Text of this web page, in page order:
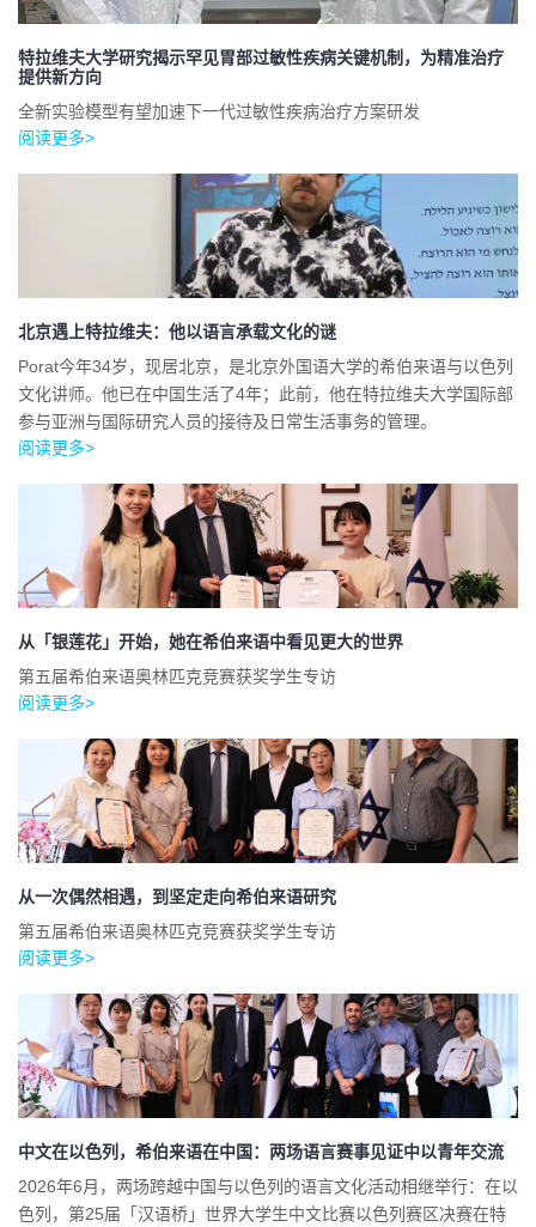
特拉维夫大学研究揭示罕见胃部过敏性疾病关键机制，为精准治疗
提供新方向
全新实验模型有望加速下一代过敏性疾病治疗方案研发
阅读更多>
北京遇上特拉维夫：他以语言承载文化的谜
Porat今年34岁，现居北京，是北京外国语大学的希伯来语与以色列
文化讲师。他已在中国生活了4年；此前，他在特拉维夫大学国际部
参与亚洲与国际研究人员的接待及日常生活事务的管理。
阅读更多>
从「银莲花」开始，她在希伯来语中看见更大的世界
第五届希伯来语奥林匹克竞赛获奖学生专访
阅读更多>
从一次偶然相遇，到坚定走向希伯来语研究
第五届希伯来语奥林匹克竞赛获奖学生专访
阅读更多>
中文在以色列，希伯来语在中国：两场语言赛事见证中以青年交流
2026年6月，两场跨越中国与以色列的语言文化活动相继举行：在以
色列，第25届「汉语桥」世界大学生中文比赛以色列赛区决赛在特